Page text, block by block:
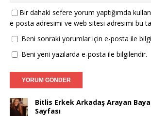
Bir dahaki sefere yorum yaptığımda
e-posta adresimi ve web sitesi adresimi bu
Beni sonraki yorumlar için e-posta ile
Beni yeni yazılarda e-posta ile bilgilendir.
Bitlis Erkek Arkadaş Arayan
Sayfası